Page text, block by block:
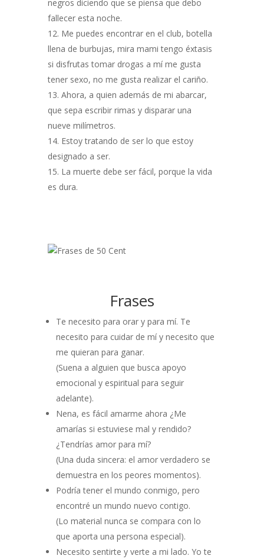
negros diciendo que se piensa que debo
fallecer esta noche.
Me puedes encontrar en el club, botella
llena de burbujas, mira mami tengo éxtasis
si disfrutas tomar drogas a mí me gusta
tener sexo, no me gusta realizar el cariño.
Ahora, a quien además de mi abarcar,
que sepa escribir rimas y disparar una
nueve milímetros.
Estoy tratando de ser lo que estoy
designado a ser.
La muerte debe ser fácil, porque la vida
es dura.
Frases
Te necesito para orar y para mí. Te
necesito para cuidar de mí y necesito que
me quieran para ganar.
(Suena a alguien que busca apoyo
emocional y espiritual para seguir
adelante).
Nena, es fácil amarme ahora ¿Me
amarías si estuviese mal y rendido?
¿Tendrías amor para mí?
(Una duda sincera: el amor verdadero se
demuestra en los peores momentos).
Podría tener el mundo conmigo, pero
encontré un mundo nuevo contigo.
(Lo material nunca se compara con lo
que aporta una persona especial).
Necesito sentirte y verte a mi lado. Yo te